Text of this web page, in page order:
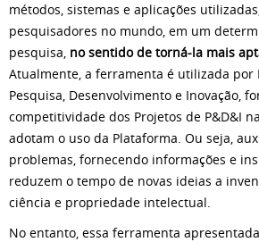
métodos, sistemas e aplicações
pesquisadores no mundo, em um
pesquisa, no sentido de torná-la mais
Atualmente, a ferramenta é utilizada por
Pesquisa, Desenvolvimento e Inovação,
competitividade dos Projetos de P&D&I
adotam o uso da Plataforma. Ou seja,
problemas, fornecendo informações e
reduzem o tempo de novas ideias a
ciência e propriedade intelectual.
No entanto, essa ferramenta